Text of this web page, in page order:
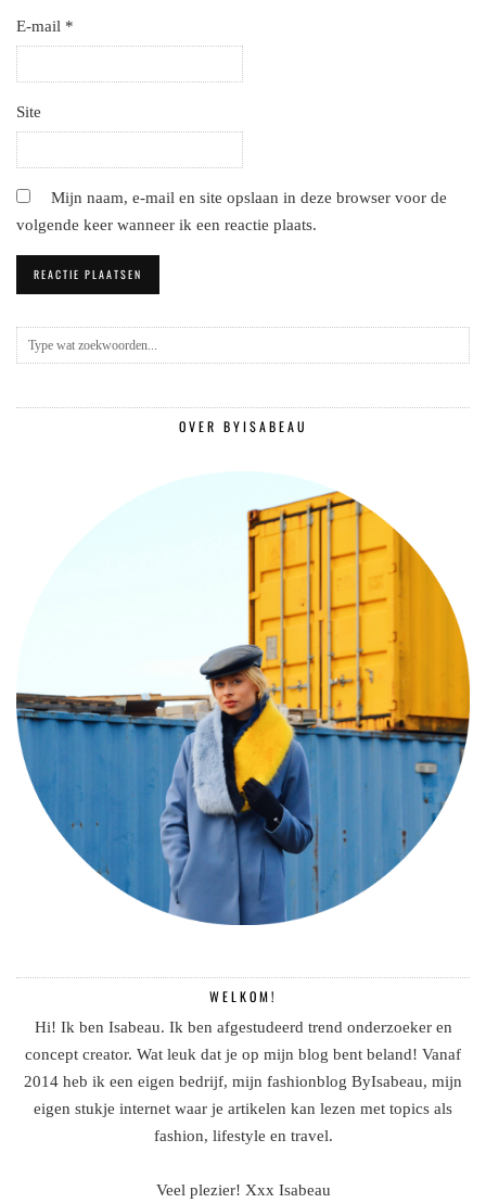
E-mail *
Site
Mijn naam, e-mail en site opslaan in deze browser voor de
volgende keer wanneer ik een reactie plaats.
OVER BYISABEAU
WELKOM!
Hi! Ik ben Isabeau. Ik ben afgestudeerd trend onderzoeker en
concept creator. Wat leuk dat je op mijn blog bent beland! Vanaf
2014 heb ik een eigen bedrijf, mijn fashionblog ByIsabeau, mijn
eigen stukje internet waar je artikelen kan lezen met topics als
fashion, lifestyle en travel.
Veel plezier! Xxx Isabeau